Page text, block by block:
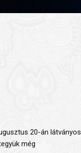
20-án látványos
még